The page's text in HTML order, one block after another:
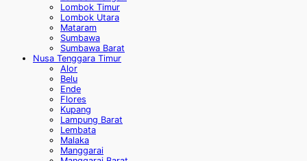
Lombok Timur
Lombok Utara
Mataram
Sumbawa
Sumbawa Barat
Nusa Tenggara Timur
Alor
Belu
Ende
Flores
Kupang
Lampung Barat
Lembata
Malaka
Manggarai